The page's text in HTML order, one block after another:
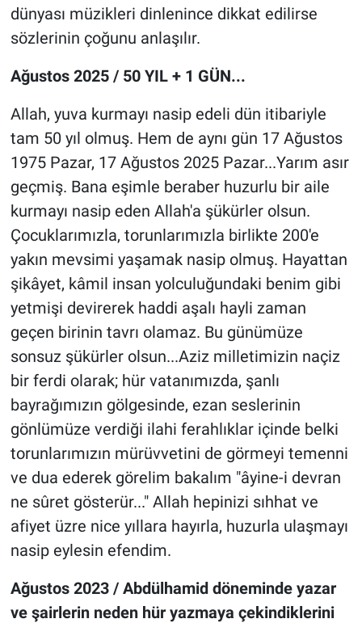
dünyası müzikleri dinlenince dikkat edilirse
sözlerinin çoğunu anlaşılır.
Ağustos 2025 / 50 YIL + 1 GÜN...
Allah, yuva kurmayı nasip edeli dün itibariyle
tam 50 yıl olmuş. Hem de aynı gün 17 Ağustos
1975 Pazar, 17 Ağustos 2025 Pazar...Yarım asır
geçmiş. Bana eşimle beraber huzurlu bir aile
kurmayı nasip eden Allah'a şükürler olsun.
Çocuklarımızla, torunlarımızla birlikte 200'e
yakın mevsimi yaşamak nasip olmuş. Hayattan
şikâyet, kâmil insan yolculuğundaki benim gibi
yetmişi devirerek haddi aşalı hayli zaman
geçen birinin tavrı olamaz. Bu günümüze
sonsuz şükürler olsun...Aziz milletimizin naçiz
bir ferdi olarak; hür vatanımızda, şanlı
bayrağımızın gölgesinde, ezan seslerinin
gönlümüze verdiği ilahi ferahlıklar içinde belki
torunlarımızın mürüvvetini de görmeyi temenni
ve dua ederek görelim bakalım "âyine-i devran
ne sûret gösterür..." Allah hepinizi sıhhat ve
afiyet üzre nice yıllara hayırla, huzurla ulaşmayı
nasip eylesin efendim.
Ağustos 2023 / Abdülhamid döneminde yazar
ve şairlerin neden hür yazmaya çekindiklerini